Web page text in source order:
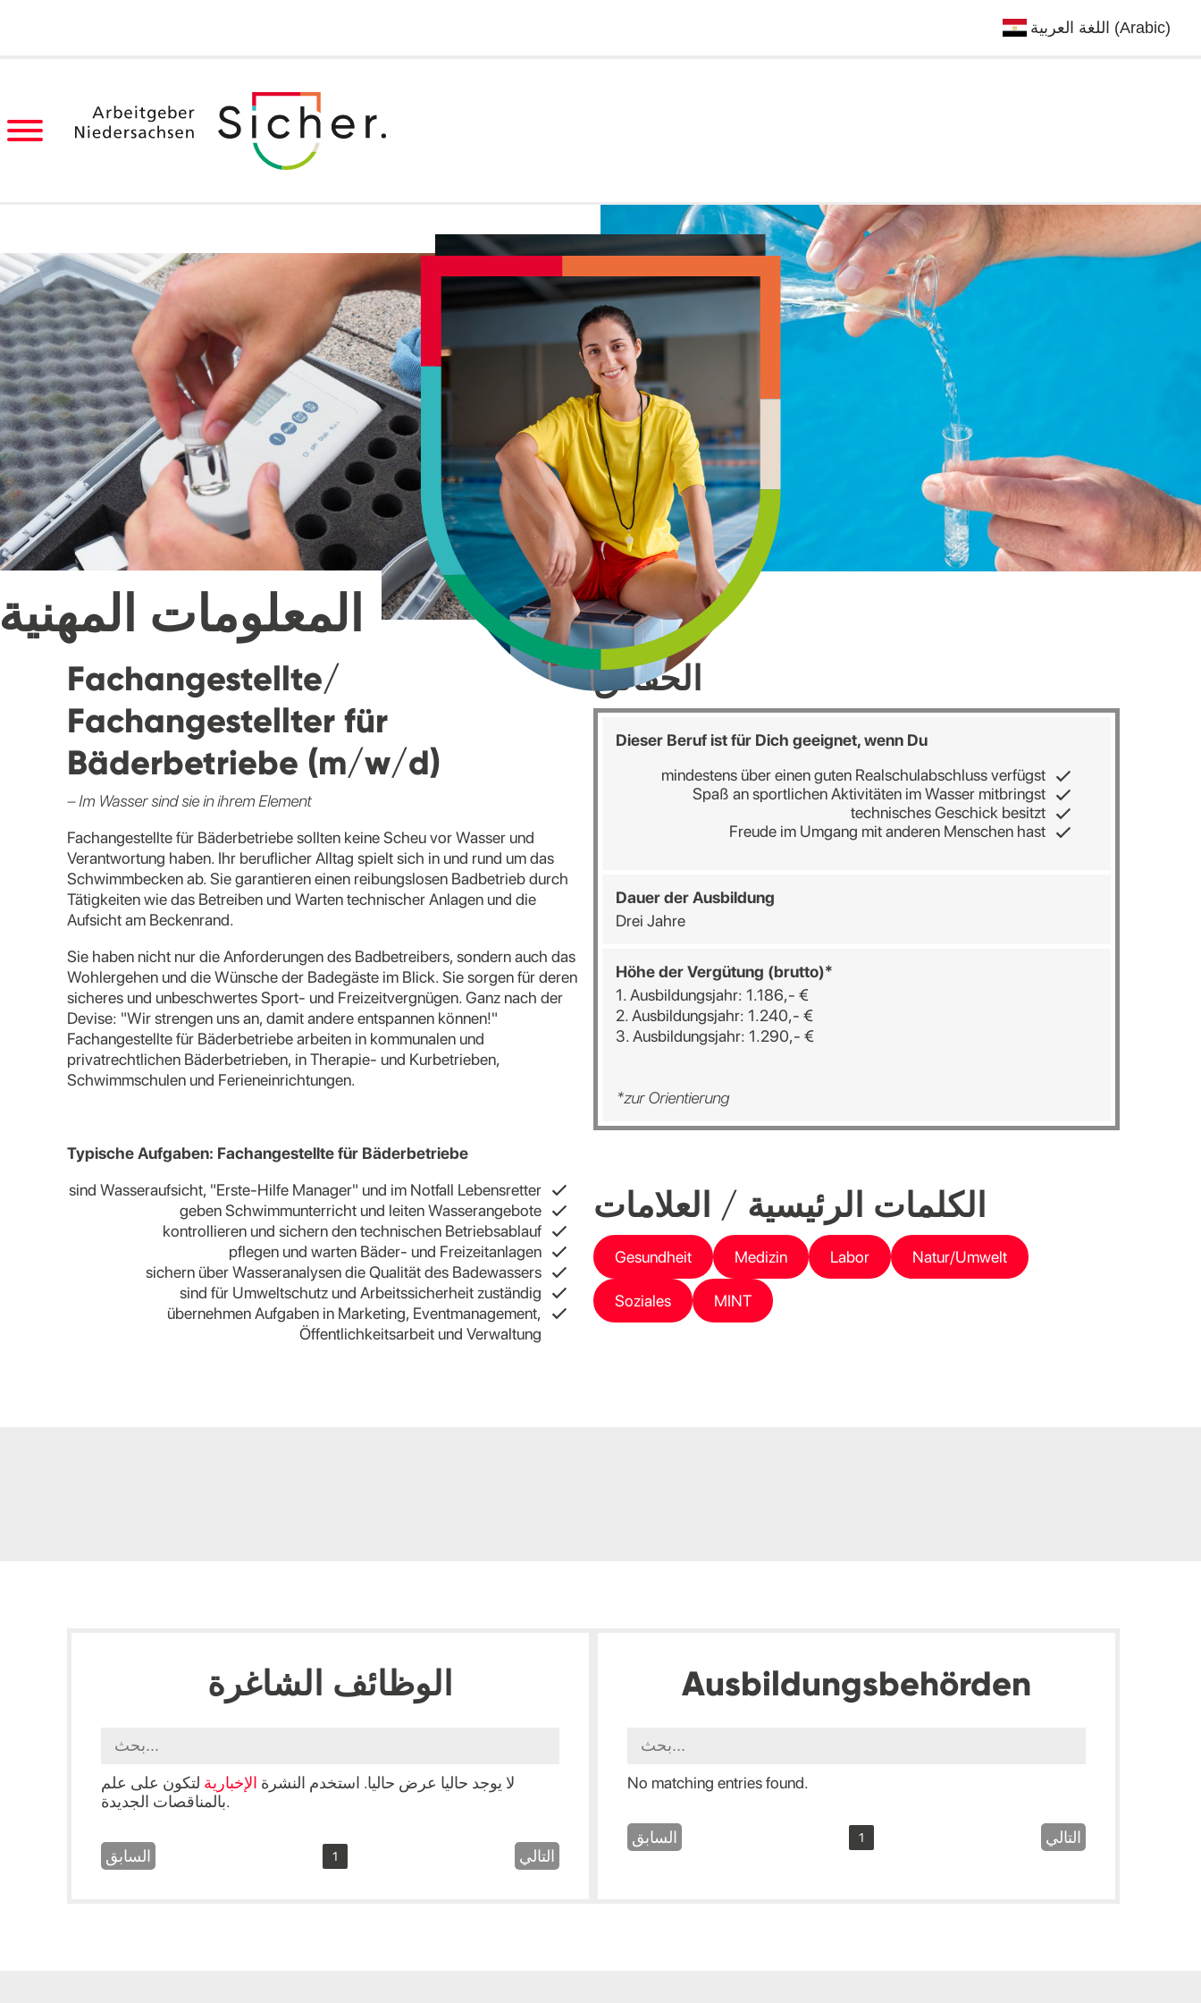
المعلومات
Fachangestellte/
Fachangestellter für
Bäderbetriebe (m/w/d)
– Im Wasser sind sie in ihrem Element
Fachangestellte für Bäderbetriebe sollten keine Scheu vor Wasser und
Verantwortung haben. Ihr beruflicher Alltag spielt sich in und rund um das
Schwimmbecken ab. Sie garantieren einen reibungslosen Badbetrieb durch
Tätigkeiten wie das Betreiben und Warten technischer Anlagen und die
Aufsicht am Beckenrand.
Sie haben nicht nur die Anforderungen des Badbetreibers, sondern auch das
Wohlergehen und die Wünsche der Badegäste im Blick. Sie sorgen für deren
sicheres und unbeschwertes Sport- und Freizeitvergnügen. Ganz nach der
Devise: "Wir strengen uns an, damit andere entspannen können!"
Fachangestellte für Bäderbetriebe arbeiten in kommunalen und
privatrechtlichen Bäderbetrieben, in Therapie- und Kurbetrieben,
Schwimmschulen und Ferieneinrichtungen.
Typische Aufgaben: Fachangestellte für Bäderbetriebe
sind Wasseraufsicht, "Erste-Hilfe Manager" und im Notfall Lebensretter
geben Schwimmunterricht und leiten Wasserangebote
kontrollieren und sichern den technischen Betriebsablauf
pflegen und warten Bäder- und Freizeitanlagen
sichern über Wasseranalysen die Qualität des Badewassers
sind für Umweltschutz und Arbeitssicherheit zuständig
übernehmen Aufgaben in Marketing, Eventmanagement,
Öffentlichkeitsarbeit und Verwaltung
الحقائق
Dieser Beruf ist für Dich geeignet, wenn Du
mindestens über einen guten Realschulabschluss verfügst
Spaß an sportlichen Aktivitäten im Wasser mitbringst
technisches Geschick besitzt
Freude im Umgang mit anderen Menschen hast
Dauer der Ausbildung
Drei Jahre
Höhe der Vergütung (brutto)*
1. Ausbildungsjahr: 1.186,- €
2. Ausbildungsjahr: 1.240,- €
3. Ausbildungsjahr: 1.290,- €
*zur Orientierung
الكلمات الرئيسية / العلامات
Gesundheit Medizin Labor Natur/Umwelt
Soziales MINT
الوظائف الشاغرة
لا يوجد حاليا عرض حاليا. استخدم النشرة الإخبارية لتكون على علم
بالمناقصات الجديدة.
السابق 1 التالي
Ausbildungsbehörden
No matching entries found.
السابق 1 التالي